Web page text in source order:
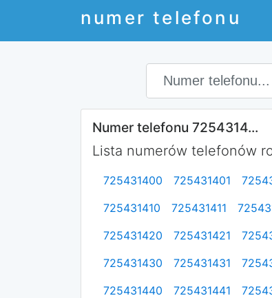
numer telefonu
Numer telefonu 7254314...
Lista numerów telefonów
725431400 725431401
725431410
725431411
725431420
725431421
725431430
725431431
725431440
725431441